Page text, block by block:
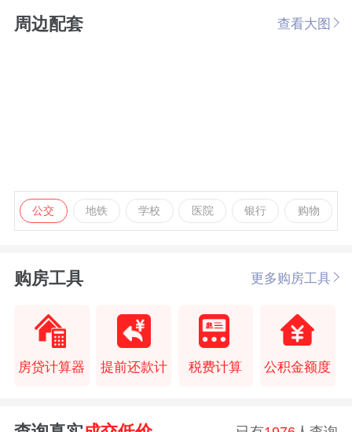
周边配套 查看大图
公交 地铁 学校 医院 银行 购物
购房工具 更多购房工具
房贷计算器 提前还款计 税费计算 公积金额度